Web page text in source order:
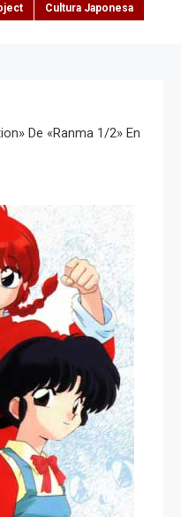
Cultura Japonesa
De «Ranma 1/2» En